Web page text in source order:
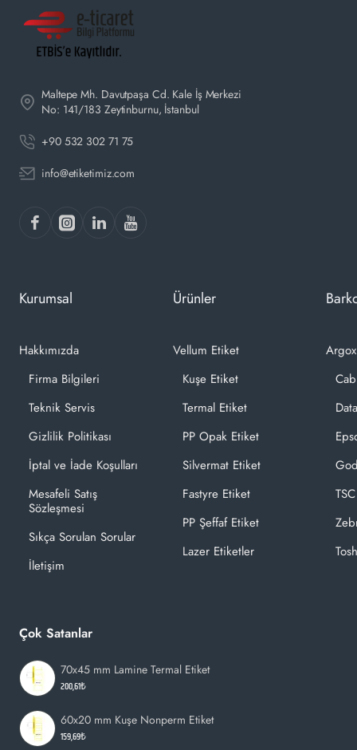
Maltepe Mh. Davutpaşa Cd. Kale İş Merkezi
No: 141/183 Zeytinburnu, İstanbul
+90 532 302 71 75
info@etiketimiz.com
Kurumsal
Hakkımızda
Firma Bilgileri
Teknik Servis
Gizlilik Politikası
İptal ve İade Koşulları
Mesafeli Satış
Sözleşmesi
Sıkça Sorulan Sorular
İletişim
Ürünler
Vellum Etiket
Kuşe Etiket
Termal Etiket
PP Opak Etiket
Silvermat Etiket
Fastyre Etiket
PP Şeffaf Etiket
Lazer Etiketler
Çok Satanlar
70x45 mm Lamine Termal Etiket
200,61₺
60x20 mm Kuşe Nonperm Etiket
159,69₺